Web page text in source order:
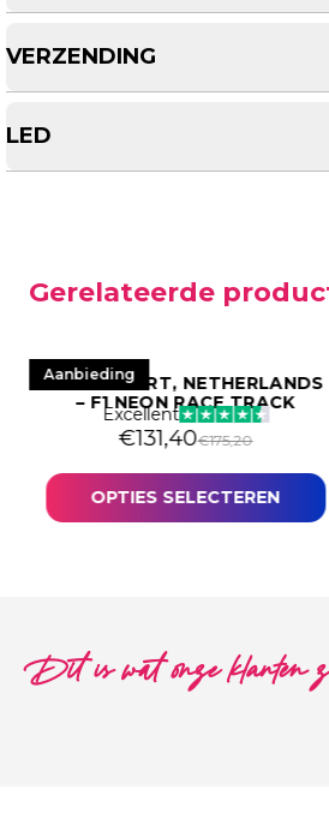
VERZENDING
LED
Gerelateerde
Aanbieding
ZANDVOORT, NETHERLANDS
– F1 NEON RACE TRACK
Excellent
€131,40€175,20
OPTIES SELECTEREN
Dit is wat onze klanten